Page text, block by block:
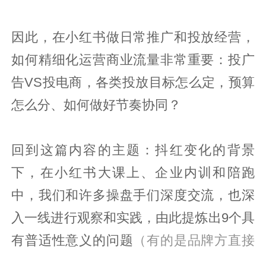
因此，在小红书做日常推广和投放经营，
如何精细化运营商业流量非常重要：投广
告VS投电商，各类投放目标怎么定，预算
怎么分、如何做好节奏协同？
回到这篇内容的主题：抖红变化的背景
下，在小红书大课上、企业内训和陪跑
中，我们和许多操盘手们深度交流，也深
入一线进行观察和实践，由此提炼出9个具
有普适性意义的问题
（有的是品牌方直接